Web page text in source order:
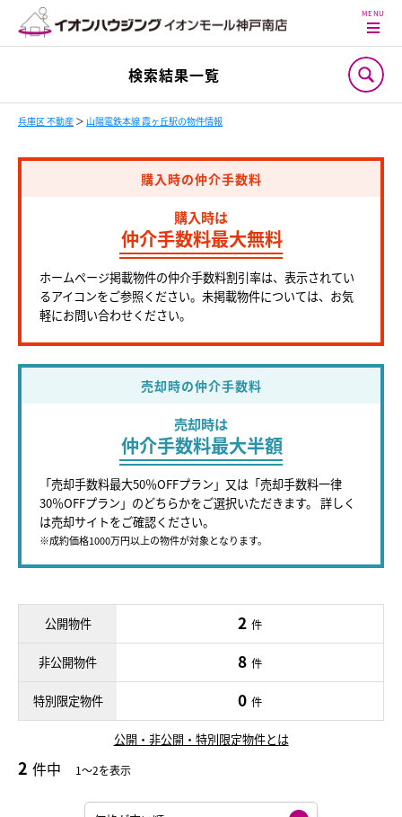
検索結果一覧
兵庫区 不動産 ＞ 山陽電鉄本線 霞ヶ丘駅の物件情報
購入時の仲介手数料
購入時は
仲介手数料最大無料
ホームページ掲載物件の仲介手数料割引率は、表示されてい
るアイコンをご参照ください。未掲載物件については、お気
軽にお問い合わせください。
売却時の仲介手数料
売却時は
仲介手数料最大半額
「売却手数料最大50％OFFプラン」又は「売却手数料一律
30％OFFプラン」のどちらかをご選択いただきます。 詳しく
は売却サイトをご確認ください。
※成約価格1000万円以上の物件が対象となります。
公開物件 2 件
非公開物件 8 件
特別限定物件 0 件
公開・非公開・特別限定物件とは
2 件中 1～2を表示